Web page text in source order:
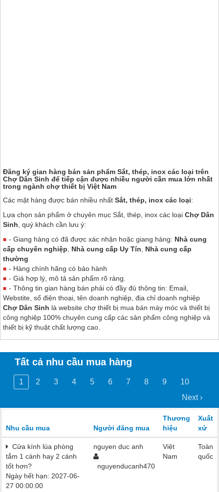
Đăng ký gian hàng bán sản phẩm Sắt, thép, inox các loại trên
Chợ Dân Sinh để tiếp cận được nhiều người cần mua lớn nhất
trong ngành chợ thiết bị Việt Nam
Các mặt hàng được bán nhiều nhất Sắt, thép, inox các loại:
Lựa chọn sản phẩm ở chuyên mục Sắt, thép, inox các loại Chợ Dân
Sinh, quý khách cần lưu ý:
- Giang hàng có đã được xác nhận hoặc giang hàng: Nhà cung
cấp chuyên nghiệp, Nhà cung cấp Uy Tín, Nhà cung cấp
thường
- Hàng chính hãng có bảo hành
- Giá hợp lý, mô tả sản phẩm rõ ràng.
- Thông tin gian hàng bán phải có đầy đủ thông tin: Email,
Webstite, số điện thoại, tên doanh nghiệp, địa chỉ doanh nghiệp
Chợ Dân Sinh là website chợ thiết bị mua bán máy móc và thiết bị
công nghiệp 100% chuyên cung cấp các sản phẩm công nghiệp và
thiết bị kỹ thuật chất lượng cao.
Tất cả nhu cầu mua hàng
1 2 3 4 5 6 7 8 9
10
Next ›
Nhu cầu mua Người đăng mua
Thương
hiệu
Xuất
xứ
Cửa kính lùa phòng
tắm 1 cánh hay 2 cánh
tốt hơn?
Ngày hết hạn: 2027-06-
27 00:00:00
nguyen duc anh
nguyenducanh470
Việt
Nam
Toàn
quốc